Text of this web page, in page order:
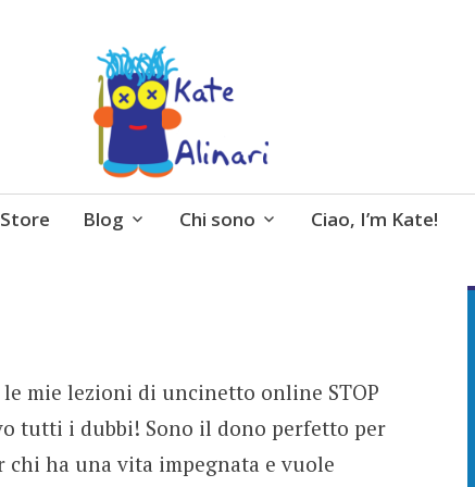
schemi gratuiti, amigurumi, I Balocchi del
Store Blog Chi sono Ciao, I’m Kate!
mie lezioni di uncinetto online STOP
tutti i dubbi! Sono il dono perfetto per
ha una vita impegnata e vuole